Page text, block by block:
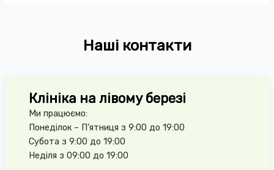
Наші контакти
Клініка на лівому березі
Ми працюємо:
Понеділок – П’ятниця з 9:00 до 19:00
Субота з 9:00 до 19:00
Неділя з 09:00 до 19:00